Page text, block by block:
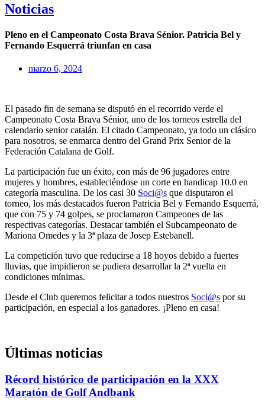
Noticias
Pleno en el Campeonato Costa Brava Sénior. Patricia Bel y
Fernando Esquerrá triunfan en casa
marzo 6, 2024
El pasado fin de semana se disputó en el recorrido verde el
Campeonato Costa Brava Sénior, uno de los torneos estrella del
calendario senior catalán. El citado Campeonato, ya todo un clásico
para nosotros, se enmarca dentro del Grand Prix Senior de la
Federación Catalana de Golf.
La participación fue un éxito, con más de 96 jugadores entre
mujeres y hombres, estableciéndose un corte en handicap 10.0 en
categoría masculina. De los casi 30 Soci@s que disputaron el
torneo, los más destacados fueron Patricia Bel y Fernando Esquerrá,
que con 75 y 74 golpes, se proclamaron Campeones de las
respectivas categorías. Destacar también el Subcampeonato de
Mariona Omedes y la 3ª plaza de Josep Estebanell.
La competición tuvo que reducirse a 18 hoyos debido a fuertes
lluvias, que impidieron se pudiera desarrollar la 2ª vuelta en
condiciones mínimas.
Desde el Club queremos felicitar a todos nuestros Soci@s por su
participación, en especial a los ganadores. ¡Pleno en casa!
Últimas noticias
Récord histórico de participación en la XXX
Maratón de Golf Andbank